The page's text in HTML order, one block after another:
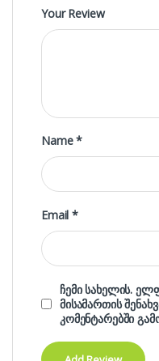
Your Review
Name*
Email*
ჩემი სახელის.
მისამართის
კომენტარებში